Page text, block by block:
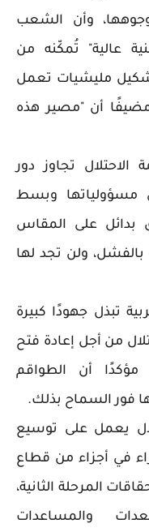
وجوهها، وأن الشعب
عالية" تُمكّنه من
مليشيات تعمل
مضيفًا أن "مصير هذه
تجاوز دور
مسؤولياتها وبسط
بدائل على المقاس
بالفشل، ولن تجد لها
تبذل جهودًا كبيرة
من أجل إعادة فتح
مؤكدًا أن الطواقم
فور السماح بذلك.
يعمل على توسيع
في أجزاء من قطاع
المرحلة الثانية،
والمساعدات